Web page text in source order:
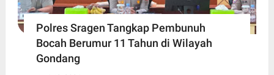
Polres Sragen Tangkap Pembunuh
Bocah Berumur 11 Tahun di Wilayah
Gondang